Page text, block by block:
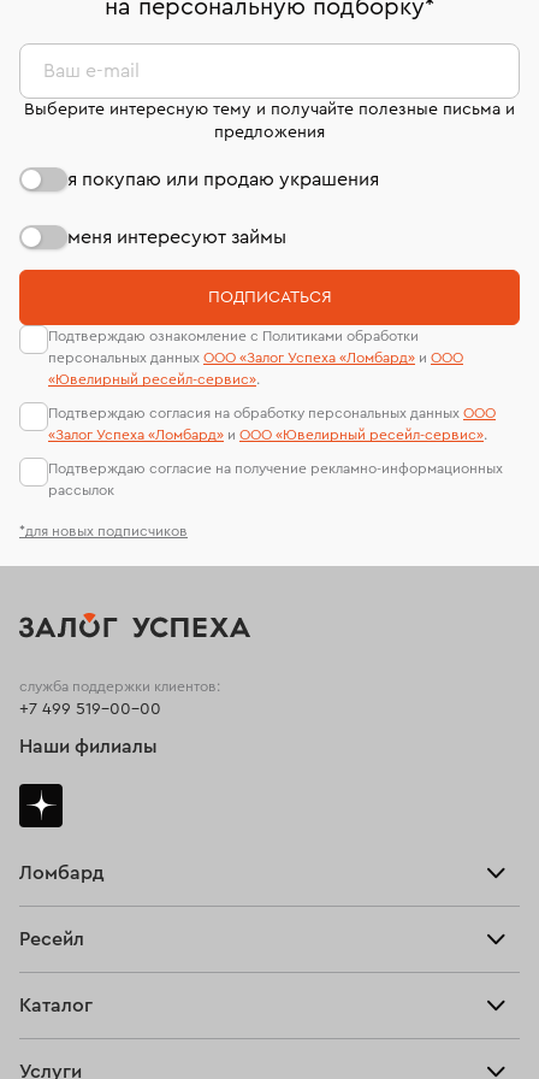
дней на возврат. Детальные условия возврата
комиссионных украшений и часов смотрите на
странице«Возврат украшений»
сертификаты МГУ и других геммологических
лабораторий
на персональную подборку*
*для новых подписчиков
Ваш e-mail
Выберите интересную тему и получайте полезные письма и
предложения
я покупаю или продаю украшения
меня интересуют займы
ПОДПИСАТЬСЯ
Подтверждаю ознакомление с Политиками обработки
персональных данных ООО «Залог Успеха «Ломбард» и ООО
«Ювелирный ресейл-сервиc».
Подтверждаю согласия на обработку персональных данных ООО
«Залог Успеха «Ломбард» и ООО «Ювелирный ресейл-сервиc».
Подтверждаю согласие на получение рекламно-информационных
рассылок
Ломбард
Тарифы
Ресейл
Каталог
Услуги
служба поддержки клиентов:
+7 499 519-00-00
Наши филиалы